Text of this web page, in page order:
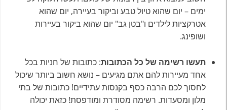
ימים – יום שהוא טיול טבע וביקור בעיירה, יום שהוא
אטרקציות לילדים ו"בטן גב" יום שהוא ביקור בעיירות
ושופינג.
תעשו רשימה של כל הכתובות: כתובות של חניות בכל
אחד מעיירות להם אתם מגיעים – נושא חשוב ביותר שיכול
לחסוך לכם הרבה כסף בקנסות עתידיים! כתובות של בתי
מלון ומסעדות. רשימה מסודרת ומודפסת! כזאת יכולה